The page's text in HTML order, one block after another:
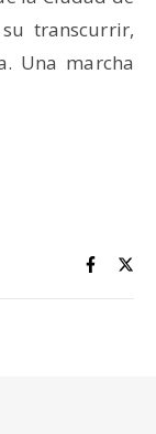
transcurrir,
Una marcha